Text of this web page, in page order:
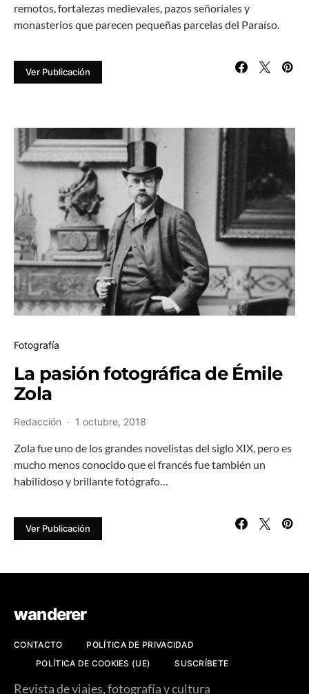
remotos, fortalezas medievales, pazos señoriales y
monasterios que parecen pequeñas parcelas del Paraíso.
Ver Publicación
Fotografía
La pasión fotográfica de Émile
Zola
Redacción 1 octubre, 2018
Zola fue uno de los grandes novelistas del siglo XIX, pero es
mucho menos conocido que el francés fue también un
habilidoso y brillante fotógrafo…
Ver Publicación
wanderer
CONTACTO
POLÍTICA DE PRIVACIDAD
POLÍTICA DE COOKIES (UE)
SUSCRÍBETE
Revista de viajes, fotografía y cultura